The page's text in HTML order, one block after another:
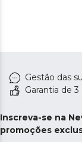
Gestão das
Garantia de
Inscreva-se na
promoções